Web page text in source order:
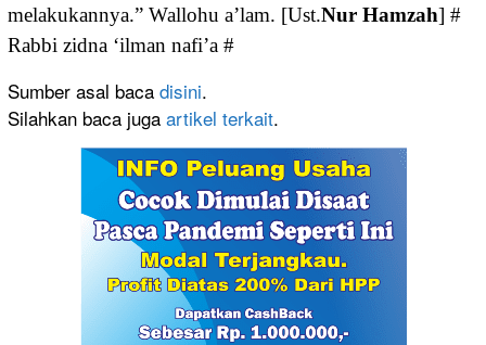
melakukannya.” Wallohu a’lam. [Ust.Nur Hamzah] #
Rabbi zidna ‘ilman nafi’a #
Sumber asal baca disini.
Silahkan baca juga artikel terkait.